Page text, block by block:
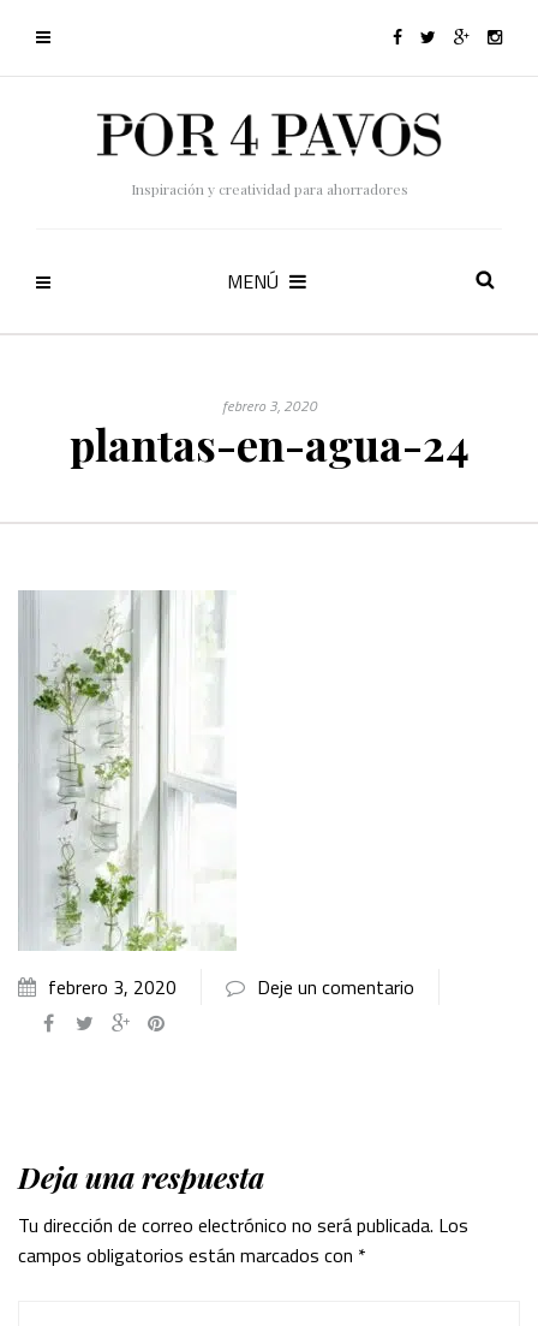
Inspiración y creatividad para ahorradores
MENÚ
febrero 3, 2020
plantas-en-agua-24
febrero 3, 2020 Deje un comentario
Deja una respuesta
Tu dirección de correo electrónico no será publicada. Los
campos obligatorios están marcados con *